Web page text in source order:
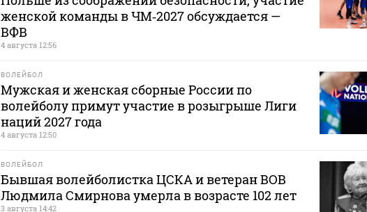
женской команды в ЧМ‑2027 обсуждается —
ВФВ
4 августа 12:56
ВОЛЕЙБОЛ
Мужская и женская сборные России по
волейболу примут участие в розыгрыше Лиги
наций 2027 года
4 августа 12:50
ВОЛЕЙБОЛ
Бывшая волейболистка ЦСКА и ветеран ВОВ
Людмила Смирнова умерла в возрасте 102 лет
3 августа 14:42